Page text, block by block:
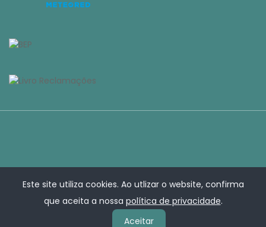
Este site utiliza cookies. Ao utlizar o website, confirma
que aceita a nossa política de privacidade.
Aceitar